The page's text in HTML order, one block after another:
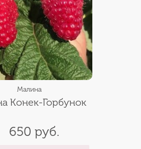
Малина
Конек-Горбунок
650 руб.